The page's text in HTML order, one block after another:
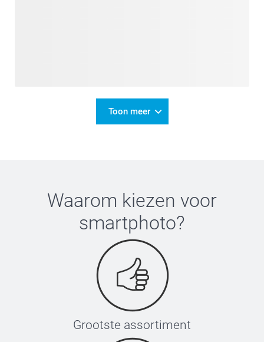
Toon meer
Waarom kiezen voor
smartphoto?
Grootste assortiment